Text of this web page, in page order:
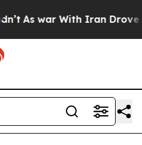
As war With Iran Drove oil